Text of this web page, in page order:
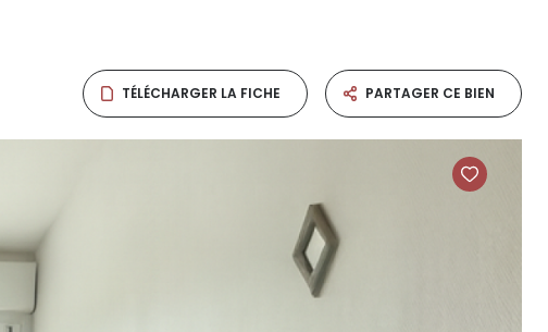
TÉLÉCHARGER LA FICHE PARTAGER CE BIEN